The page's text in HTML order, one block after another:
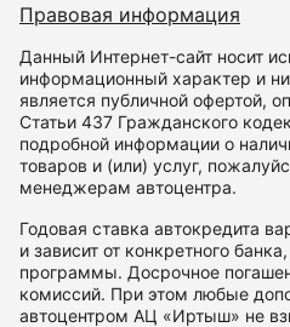
Правовая информация
Данный Интернет-сайт носит
информационный характер и
является публичной офертой,
Статьи 437 Гражданского
подробной информации о
товаров и (или) услуг,
менеджерам автоцентра.
Годовая ставка автокредита
и зависит от конкретного
программы. Досрочное
комиссий. При этом любые
автоцентром АЦ «Иртыш» не